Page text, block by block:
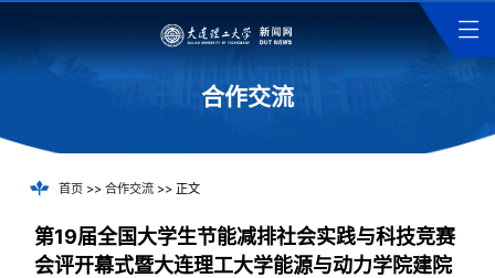
合作交流
首页>> 合作交流>> 正文
第19届全国大学生节能减排社会实践与科技竞赛
会评开幕式暨大连理工大学能源与动力学院建院